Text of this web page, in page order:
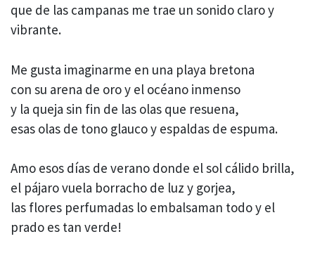
que de las campanas me trae un sonido claro y
vibrante.
Me gusta imaginarme en una playa bretona
con su arena de oro y el océano inmenso
y la queja sin fin de las olas que resuena,
esas olas de tono glauco y espaldas de espuma.
Amo esos días de verano donde el sol cálido brilla,
el pájaro vuela borracho de luz y gorjea,
las flores perfumadas lo embalsaman todo y el
prado es tan verde!